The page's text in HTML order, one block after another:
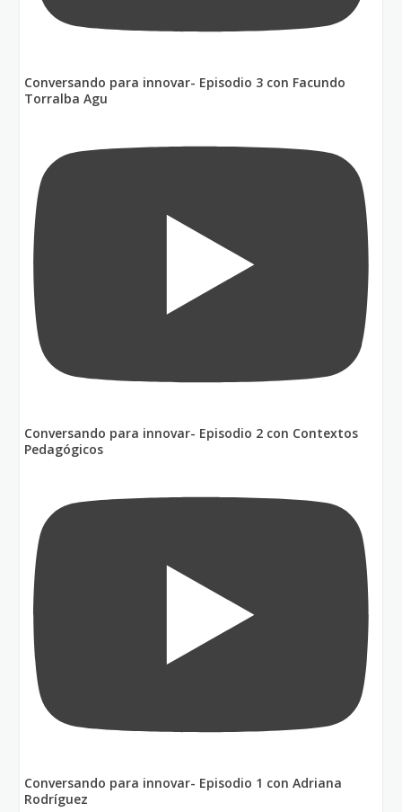
Conversando para innovar- Episodio 3 con Facundo
Torralba Agu
Conversando para innovar- Episodio 2 con Contextos
Pedagógicos
Conversando para innovar- Episodio 1 con Adriana
Rodríguez